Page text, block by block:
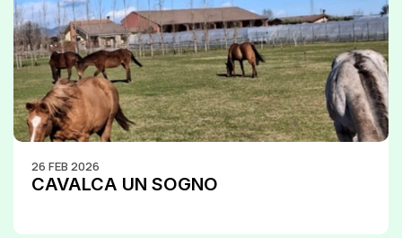
26 FEB 2026
CAVALCA UN SOGNO